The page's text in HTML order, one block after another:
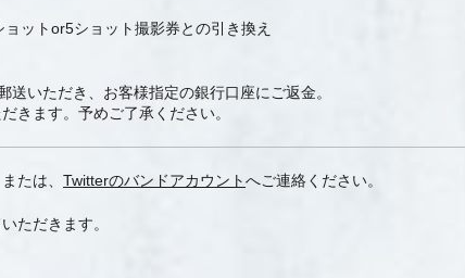
ットor5ショット撮影券との引き換え
いただき、お客様指定の銀行口座にご返金。
きます。予めご了承ください。
たは、 Twitterのバンドアカウントへご連絡ください。
ただきます。